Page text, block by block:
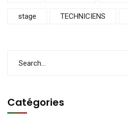
stage TECHNICIENS
Catégories